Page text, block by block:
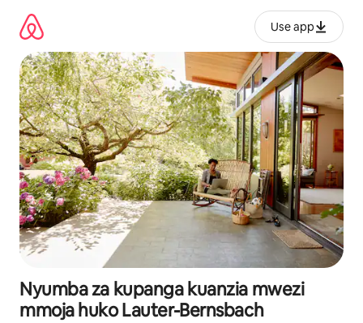
kwenda
kwenye
maudhui
Use app
Nyumba za kupanga kuanzia mwezi
mmoja huko Lauter-Bernsbach